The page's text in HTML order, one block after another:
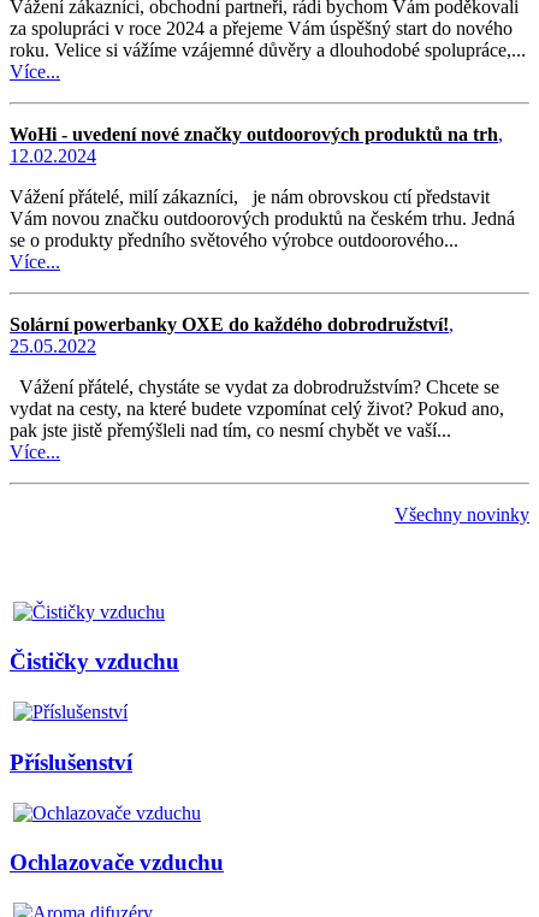
Vážení zákazníci, obchodní partneři, rádi bychom Vám poděkovali
za spolupráci v roce 2024 a přejeme Vám úspěšný start do nového
roku. Velice si vážíme vzájemné důvěry a dlouhodobé spolupráce,...
Více...
WoHi - uvedení nové značky outdoorových produktů na trh,
12.02.2024
Vážení přátelé, milí zákazníci, je nám obrovskou ctí představit
Vám novou značku outdoorových produktů na českém trhu. Jedná
se o produkty předního světového výrobce outdoorového...
Více...
Solární powerbanky OXE do každého dobrodružství!,
25.05.2022
Vážení přátelé, chystáte se vydat za dobrodružstvím? Chcete se
vydat na cesty, na které budete vzpomínat celý život? Pokud ano,
pak jste jistě přemýšleli nad tím, co nesmí chybět ve vaší...
Více...
Všechny novinky
Čističky vzduchu
Příslušenství
Ochlazovače vzduchu